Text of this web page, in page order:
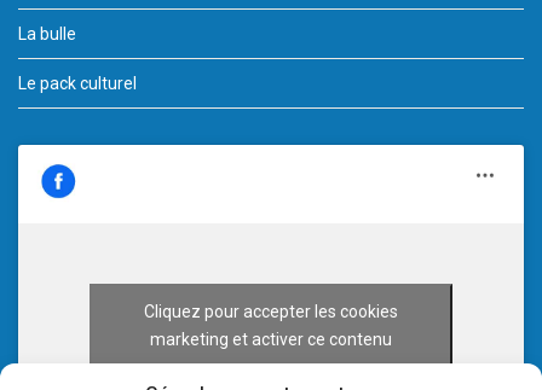
La bulle
Le pack culturel
Cliquez pour accepter les cookies
marketing et activer ce contenu